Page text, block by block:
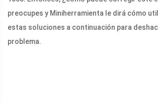
preocupes y Miniherramienta le dirá cómo
estas soluciones a continuación para
problema.